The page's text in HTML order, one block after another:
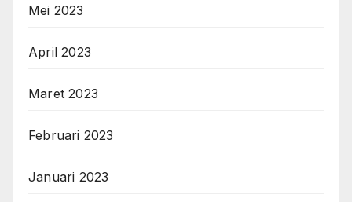
Mei 2023
April 2023
Maret 2023
Februari 2023
Januari 2023